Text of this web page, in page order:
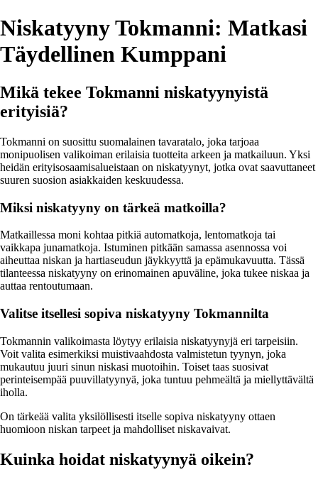
Niskatyyny Tokmanni: Matkasi
Täydellinen Kumppani
Mikä tekee Tokmanni niskatyynyistä
erityisiä?
Tokmanni on suosittu suomalainen tavaratalo, joka tarjoaa
monipuolisen valikoiman erilaisia tuotteita arkeen ja matkailuun. Yksi
heidän erityisosaamisalueistaan on niskatyynyt, jotka ovat saavuttaneet
suuren suosion asiakkaiden keskuudessa.
Miksi niskatyyny on tärkeä matkoilla?
Matkaillessa moni kohtaa pitkiä automatkoja, lentomatkoja tai
vaikkapa junamatkoja. Istuminen pitkään samassa asennossa voi
aiheuttaa niskan ja hartiaseudun jäykkyyttä ja epämukavuutta. Tässä
tilanteessa niskatyyny on erinomainen apuväline, joka tukee niskaa ja
auttaa rentoutumaan.
Valitse itsellesi sopiva niskatyyny Tokmannilta
Tokmannin valikoimasta löytyy erilaisia niskatyynyjä eri tarpeisiin.
Voit valita esimerkiksi muistivaahdosta valmistetun tyynyn, joka
mukautuu juuri sinun niskasi muotoihin. Toiset taas suosivat
perinteisempää puuvillatyynyä, joka tuntuu pehmeältä ja miellyttävältä
iholla.
On tärkeää valita yksilöllisesti itselle sopiva niskatyyny ottaen
huomioon niskan tarpeet ja mahdolliset niskavaivat.
Kuinka hoidat niskatyynyä oikein?